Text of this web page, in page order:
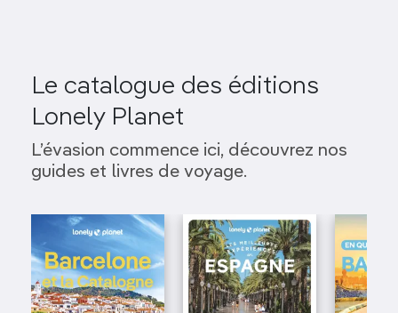
Le catalogue des éditions
Lonely Planet
L’évasion commence ici, découvrez nos
guides et livres de voyage.